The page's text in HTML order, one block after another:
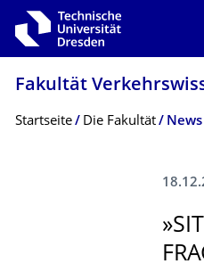
Fakultät
Breadcrumb-Menü
Startseite Die Fakultät News